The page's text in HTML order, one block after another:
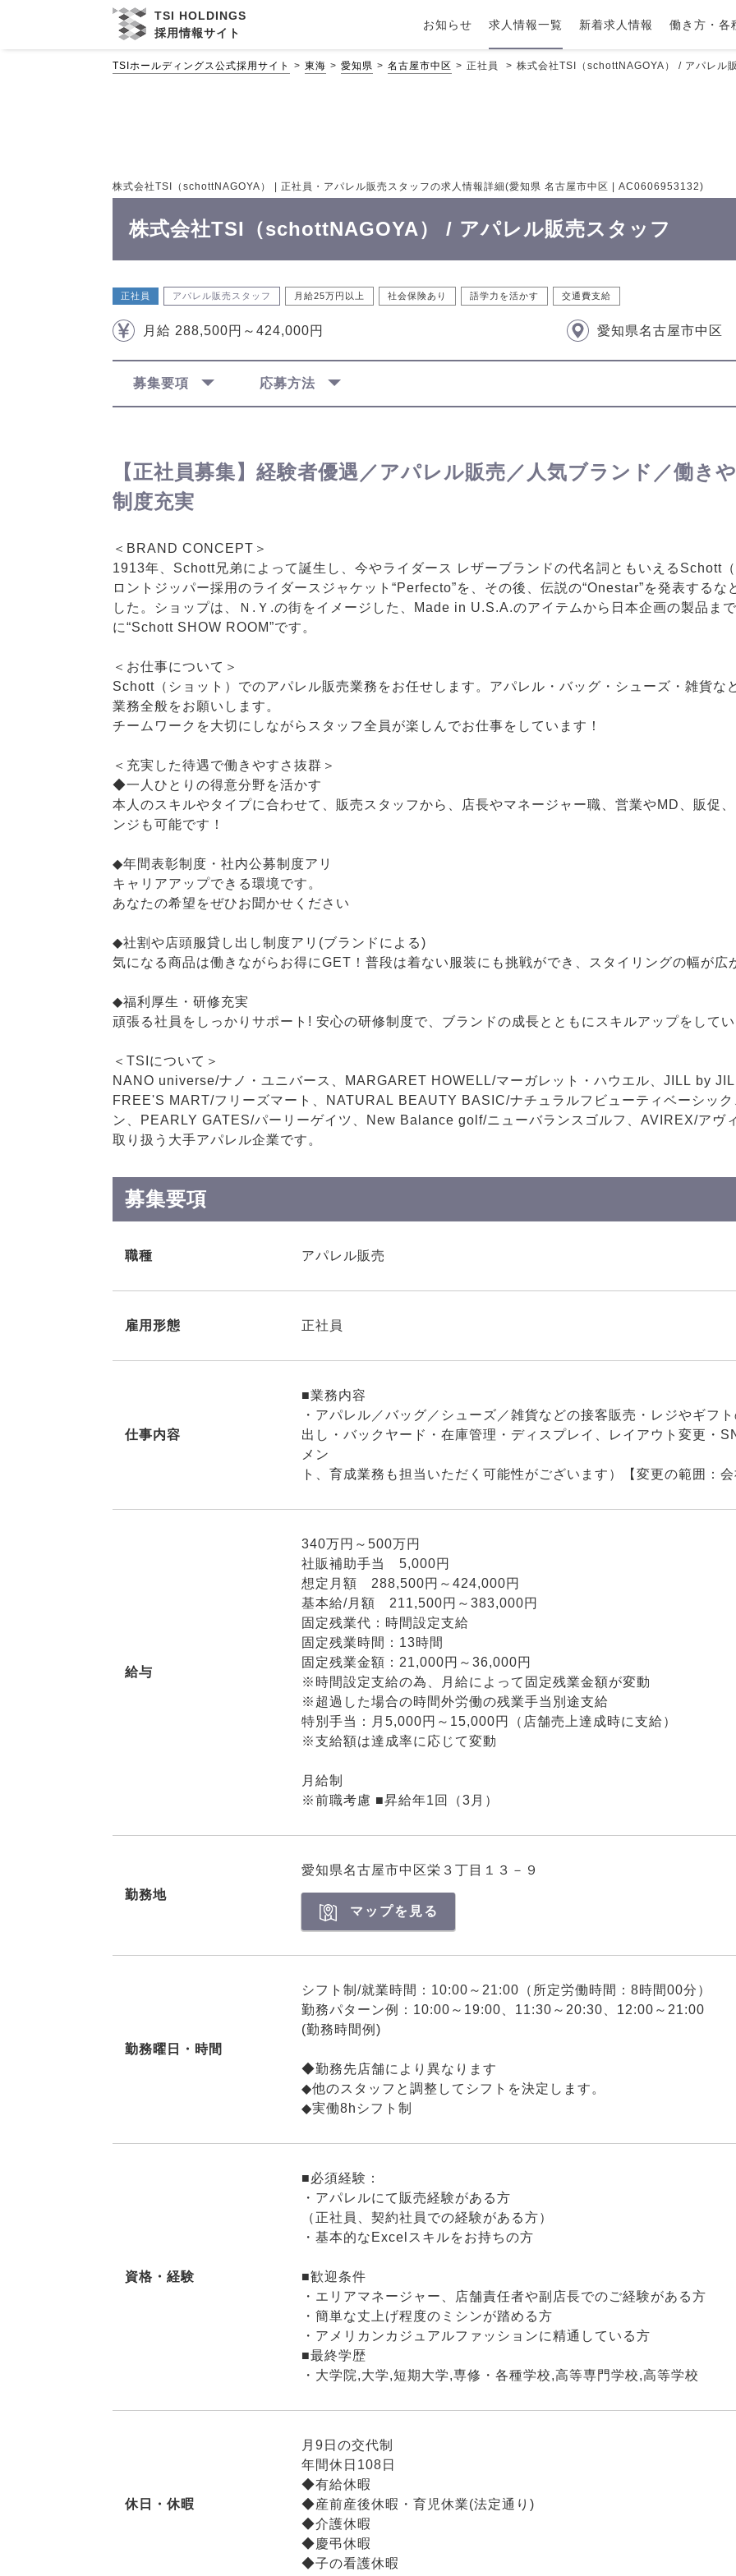
TSI HOLDINGS
採用情報サイト
お知らせ 求人情報一覧 新着求人情報 働き方・各
TSIホールディングス公式採用サイト 東海 愛知県 名古屋市中区 正社員 株式会社TSI（schottNAGOYA） / アパレル
株式会社TSI（schottNAGOYA） | 正社員・アパレル販売スタッフの求人情報詳細(愛知県 名古屋市中区 | AC0606953132)
株式会社TSI（schottNAGOYA） / アパレル販売スタッフ
正社員 アパレル販売スタッフ 月給25万円以上 社会保険あり 語学力を活かす 交通費支給
月給 288,500円～424,000円 愛知県名古屋市中区
募集要項 応募方法
【正社員募集】経験者優遇／アパレル販売／人気ブランド／働き
制度充実
＜BRAND CONCEPT＞
1913年、Schott兄弟によって誕生し、今やライダース レザーブランドの代名詞ともいえるSchott
ロントジッパー採用のライダースジャケット“Perfecto”を、その後、伝説の“Onestar”を発表するな
した。ショップは、Ｎ.Ｙ.の街をイメージした、Made in U.S.A.のアイテムから日本企画の製品ま
に“Schott SHOW ROOM”です。
＜お仕事について＞
Schott（ショット）でのアパレル販売業務をお任せします。アパレル・バッグ・シューズ・雑貨な
業務全般をお願いします。
チームワークを大切にしながらスタッフ全員が楽しんでお仕事をしています！
＜充実した待遇で働きやすさ抜群＞
◆一人ひとりの得意分野を活かす
本人のスキルやタイプに合わせて、販売スタッフから、店長やマネージャー職、営業やMD、販促
ンジも可能です！
◆年間表彰制度・社内公募制度アリ
キャリアアップできる環境です。
あなたの希望をぜひお聞かせください
◆社割や店頭服貸し出し制度アリ(ブランドによる)
気になる商品は働きながらお得にGET！普段は着ない服装にも挑戦ができ、スタイリングの幅が広
◆福利厚生・研修充実
頑張る社員をしっかりサポート! 安心の研修制度で、ブランドの成長とともにスキルアップをしてい
＜TSIについて＞
NANO universe/ナノ・ユニバース、MARGARET HOWELL/マーガレット・ハウエル、JILL by
FREE'S MART/フリーズマート、NATURAL BEAUTY BASIC/ナチュラルフビューティベーシッ
ン、PEARLY GATES/パーリーゲイツ、New Balance golf/ニューバランスゴルフ、AVIREX/アヴ
取り扱う大手アパレル企業です。
募集要項
職種 アパレル販売
雇用形態 正社員
仕事内容
■業務内容
・アパレル／バッグ／シューズ／雑貨などの接客販売・レジやギフ
出し・バックヤード・在庫管理・ディスプレイ、レイアウト変更・
メン
ト、育成業務も担当いただく可能性がございます）【変更の範囲：会
給与
340万円～500万円
社販補助手当 5,000円
想定月額 288,500円～424,000円
基本給/月額 211,500円～383,000円
固定残業代：時間設定支給
固定残業時間：13時間
固定残業金額：21,000円～36,000円
※時間設定支給の為、月給によって固定残業金額が変動
※超過した場合の時間外労働の残業手当別途支給
特別手当：月5,000円～15,000円（店舗売上達成時に支給）
※支給額は達成率に応じて変動
月給制
※前職考慮 ■昇給年1回（3月）
勤務地
愛知県名古屋市中区栄３丁目１３－９
マップを見る
勤務曜日・時間
シフト制/就業時間：10:00～21:00（所定労働時間：8時間00分）
勤務パターン例：10:00～19:00、11:30～20:30、12:00～21:00
(勤務時間例)
◆勤務先店舗により異なります
◆他のスタッフと調整してシフトを決定します。
◆実働8hシフト制
資格・経験
■必須経験：
・アパレルにて販売経験がある方
（正社員、契約社員での経験がある方）
・基本的なExcelスキルをお持ちの方
■歓迎条件
・エリアマネージャー、店舗責任者や副店長でのご経験がある方
・簡単な丈上げ程度のミシンが踏める方
・アメリカンカジュアルファッションに精通している方
■最終学歴
・大学院,大学,短期大学,専修・各種学校,高等専門学校,高等学校
休日・休暇
月9日の交代制
年間休日108日
◆有給休暇
◆産前産後休暇・育児休業(法定通り)
◆介護休暇
◆慶弔休暇
◆子の看護休暇